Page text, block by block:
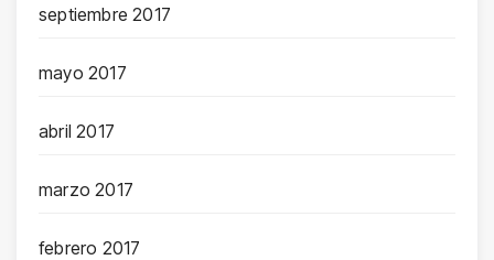
septiembre 2017
mayo 2017
abril 2017
marzo 2017
febrero 2017